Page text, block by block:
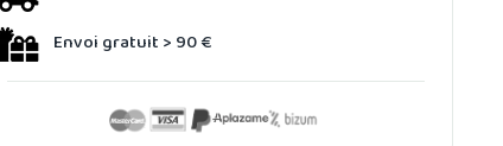
Envoi gratuit > 90 €